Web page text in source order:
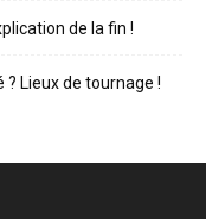
de la fin !
? Lieux de tournage !